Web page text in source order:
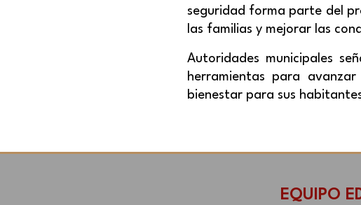
seguridad forma parte del
las familias y mejorar las
Autoridades municipales
herramientas para
bienestar para sus
EQUIPO